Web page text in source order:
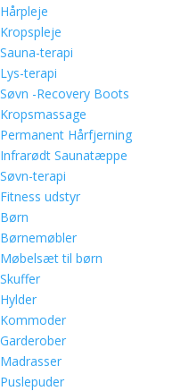
Hårpleje
Kropspleje
Sauna-terapi
Lys-terapi
Søvn -Recovery Boots
Kropsmassage
Permanent Hårfjerning
Infrarødt Saunatæppe
Søvn-terapi
Fitness udstyr
Børn
Børnemøbler
Møbelsæt til børn
Skuffer
Hylder
Kommoder
Garderober
Madrasser
Puslepuder